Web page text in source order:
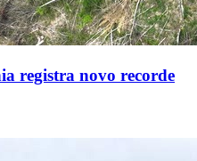
registra novo recorde